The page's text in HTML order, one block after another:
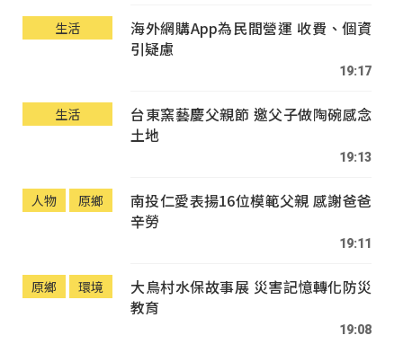
生活
海外網購App為民間營運 收費、個資
引疑慮
19:17
生活
台東窯藝慶父親節 邀父子做陶碗感念
土地
19:13
人物 原鄉
南投仁愛表揚16位模範父親 感謝爸爸
辛勞
19:11
原鄉 環境
大鳥村水保故事展 災害記憶轉化防災
教育
19:08